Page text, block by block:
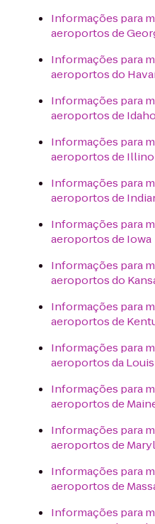
Informações para
aeroportos de
Informações para
aeroportos do
Informações para
aeroportos de Idaho
Informações para
aeroportos de
Informações para
aeroportos de
Informações para
aeroportos de Iowa
Informações para
aeroportos do
Informações para
aeroportos de
Informações para
aeroportos da
Informações para
aeroportos de
Informações para
aeroportos de
Informações para
aeroportos de
Informações para